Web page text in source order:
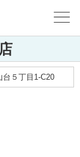
台５丁目1-C20